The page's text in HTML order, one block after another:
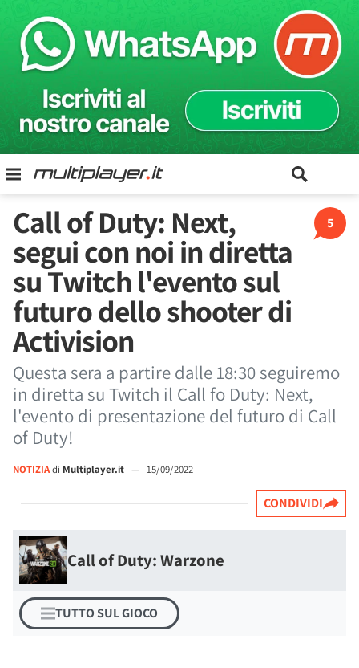
5
Call of Duty: Next,
segui con noi in diretta
su Twitch l'evento sul
futuro dello shooter di
Activision
Questa sera a partire dalle 18:30 seguiremo
in diretta su Twitch il Call fo Duty: Next,
l'evento di presentazione del futuro di Call
of Duty!
NOTIZIAdi Multiplayer.it — 15/09/2022
CONDIVIDI
Call of Duty: Warzone
TUTTO SUL GIOCO